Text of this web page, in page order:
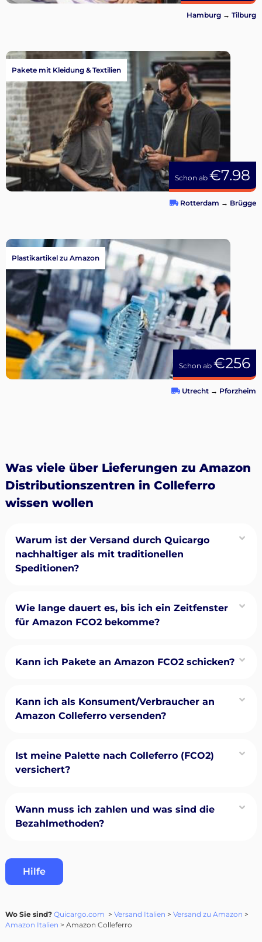
Hamburg → Tilburg
Schon ab €7.98
Pakete mit Kleidung & Textilien
Rotterdam → Brügge
Schon ab €256
Plastikartikel zu Amazon
Utrecht → Pforzheim
Was viele über Lieferungen zu Amazon
Distributionszentren in Colleferro
wissen wollen
Warum ist der Versand durch Quicargo
nachhaltiger als mit traditionellen
Speditionen?
Wie lange dauert es, bis ich ein Zeitfenster
für Amazon FCO2 bekomme?
Kann ich Pakete an Amazon FCO2 schicken?
Kann ich als Konsument/Verbraucher an
Amazon Colleferro versenden?
Ist meine Palette nach Colleferro (FCO2)
versichert?
Wann muss ich zahlen und was sind die
Bezahlmethoden?
Hilfe
Wo Sie sind? Quicargo.com > Versand Italien > Versand zu Amazon >
Amazon Italien > Amazon Colleferro